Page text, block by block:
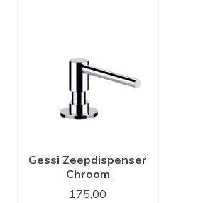
Gessi Zeepdispenser
Chroom
175,00